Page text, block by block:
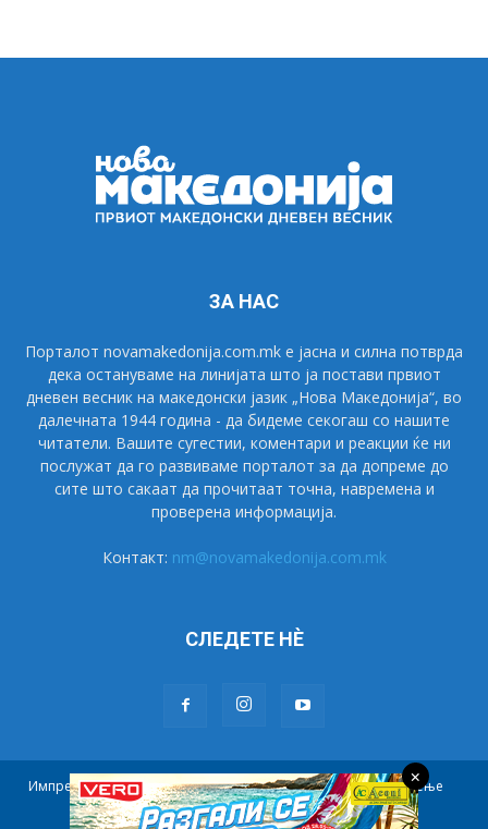
ЗА НАС
Порталот novamakedonija.com.mk е јасна и силна потврда
дека остануваме на линијата што ја постави првиот
дневен весник на македонски јазик „Нова Македонија“, во
далечната 1944 година - да бидеме секогаш со нашите
читатели. Вашите сугестии, коментари и реакции ќе ни
послужат да го развиваме порталот за да допреме до
сите што сакаат да прочитаат точна, навремена и
проверена информација.
Контакт: nm@novamakedonija.com.mk
СЛЕДЕТЕ НÈ
Импресум Маркетинг Претплата
Правила на користење
Контакт
×